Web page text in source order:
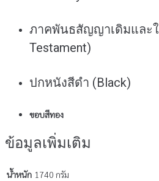
ภาคพันธสัญญาเดิมและใ
Testament)
ปกหนังสีดำ (Black)
ขอบสีทอง
ข้อมูลเพิ่มเติม
น้ำหนัก 1740 กรัม